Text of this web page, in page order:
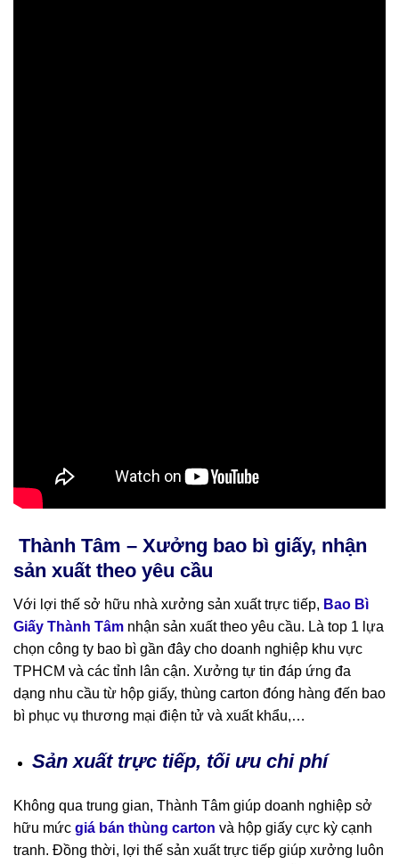
Thành Tâm – Xưởng bao bì giấy, nhận
sản xuất theo yêu cầu
Với lợi thế sở hữu nhà xưởng sản xuất trực tiếp, Bao Bì
Giấy Thành Tâm nhận sản xuất theo yêu cầu. Là top 1 lựa
chọn công ty bao bì gần đây cho doanh nghiệp khu vực
TPHCM và các tỉnh lân cận. Xưởng tự tin đáp ứng đa
dạng nhu cầu từ hộp giấy, thùng carton đóng hàng đến bao
bì phục vụ thương mại điện tử và xuất khẩu,…
Sản xuất trực tiếp, tối ưu chi phí
Không qua trung gian, Thành Tâm giúp doanh nghiệp sở
hữu mức giá bán thùng carton và hộp giấy cực kỳ cạnh
tranh. Đồng thời, lợi thế sản xuất trực tiếp giúp xưởng luôn